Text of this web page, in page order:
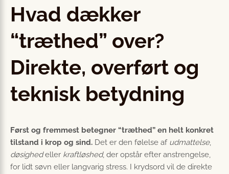
Hvad dækker
“træthed” over?
Direkte, overført og
teknisk betydning
Først og fremmest betegner “træthed” en helt konkret
tilstand i krop og sind. Det er den følelse af udmattelse,
døsighedeller kraftløshed, der opstår efter anstrengelse,
for lidt søvn eller langvarig stress. I krydsord vil de direkte